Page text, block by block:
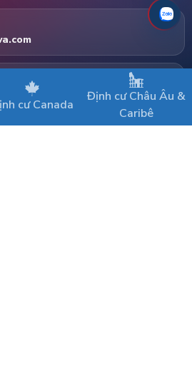
cư Canada
Định cư Châu Âu &
Caribê